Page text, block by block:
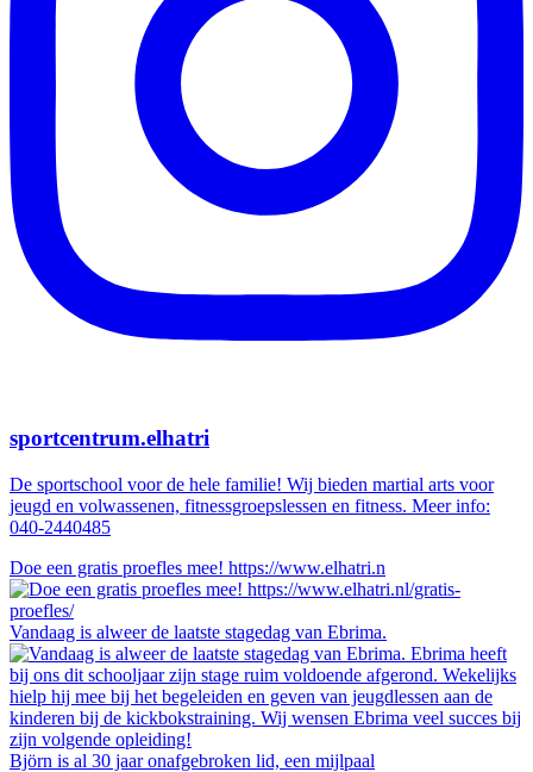
sportcentrum.elhatri
De sportschool voor de hele familie! Wij bieden martial arts voor
jeugd en volwassenen, fitnessgroepslessen en fitness. Meer info:
040-2440485
Doe een gratis proefles mee! https://www.elhatri.n
Vandaag is alweer de laatste stagedag van Ebrima.
Björn is al 30 jaar onafgebroken lid, een mijlpaal